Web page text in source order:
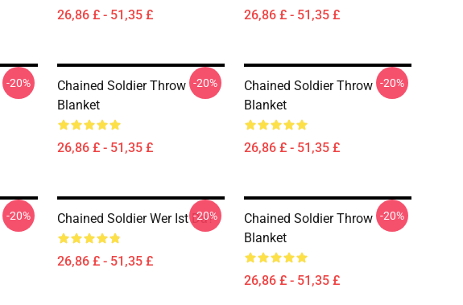
26,86 £ - 51,35 £ 26,86 £ - 51,35 £
-20%
Chained Soldier Throw
Blanket
26,86 £ - 51,35 £
-20%
Chained Soldier Throw
Blanket
26,86 £ - 51,35 £
-20%
-20% Chained Soldier Wer Ist Da?
26,86 £ - 51,35 £
-20%
Chained Soldier Throw
Blanket
26,86 £ - 51,35 £
-20%